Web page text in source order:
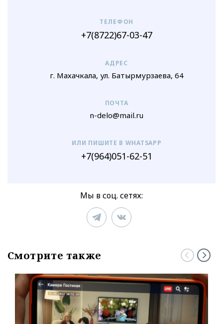
ТЕЛЕФОН
+7(8722)67-03-47
АДРЕС
г. Махачкала, ул. Батырмурзаева, 64
ПОЧТА
n-delo@mail.ru
ИЛИ ПИШИТЕ В WHATSAPP
+7(964)051-62-51
Мы в соц. сетях:
Смотрите также